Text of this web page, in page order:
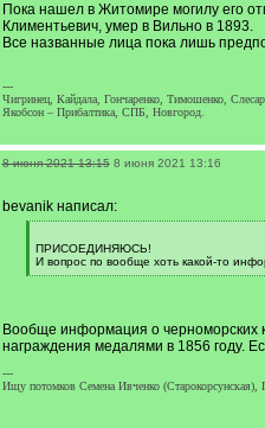
Пока нашел в Житомире могилу его
Климентьевич, умер в Вильно в 1893.
Все названные лица пока лишь
---
Чигринец, Кайдала, Гончаренко, Тимошенко,
Якобсон – Прибалтика, СПБ, Новгород.
8 июня 2021 13:15 8 июня 2021 13:16
bevanik написал:
q
]
ПРИСОЕДИНЯЮСЬ!
И вопрос по вообще хоть какой-то
[
Вообще информация о черноморских
награждения медалями в 1856 году.
---
Ищу потомков Семена Ивченко